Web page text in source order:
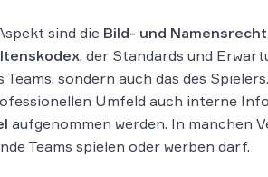
sind die Bild- und
, der Standards und
sondern auch das des Spielers.
Umfeld auch interne
aufgenommen werden. In manchen
Teams spielen oder werben darf.